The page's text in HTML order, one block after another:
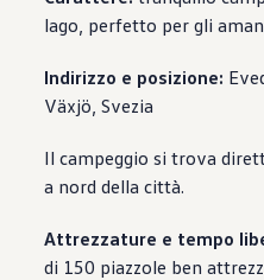
lago, perfetto per gli
Indirizzo e posizione:
Växjö, Svezia
Il campeggio si trova
a nord della città.
Attrezzature e tempo
di 150 piazzole ben